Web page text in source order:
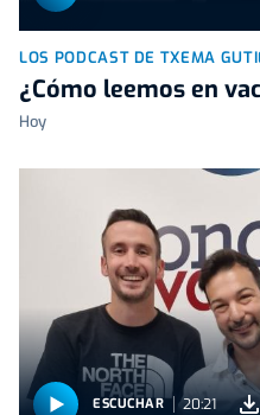
LOS PODCAST DE TXEMA
¿Cómo leemos en
Hoy
ESCUCHAR 20:21